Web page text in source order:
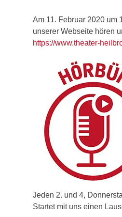
Am 11. Februar 2020 um
unserer Webseite hören
https://www.theater-
Jeden 2. und 4,
Startet mit uns einen